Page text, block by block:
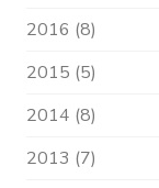
2016 (8)
2015 (5)
2014 (8)
2013 (7)